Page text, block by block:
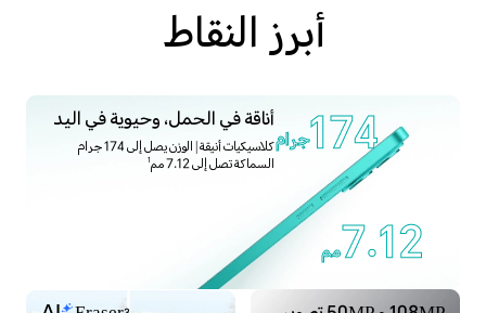
أبرز النقاط
أناقة في الحمل، وحيوية في اليد
كلاسيكيات أنيقة | الوزن يصل إلى 174 جرام
السماكة تصل إلى 7.12 مم 1 174جرام
7.12مم